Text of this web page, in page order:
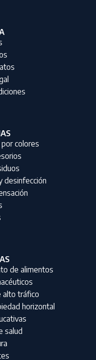
colores
desinfección
de alimentos
alto tráfico
horizontal
salud